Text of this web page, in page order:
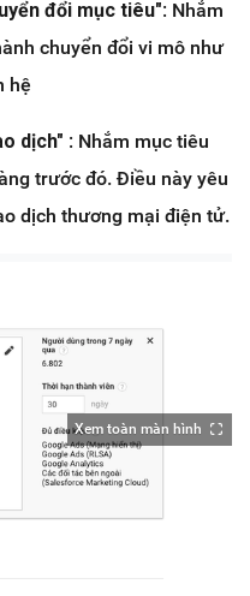
đổi mục tiêu": Nhắm
chuyển đổi vi mô như
hệ
dịch" : Nhắm mục tiêu
trước đó. Điều này yêu
dịch thương mại điện tử.
Xem toàn màn hình